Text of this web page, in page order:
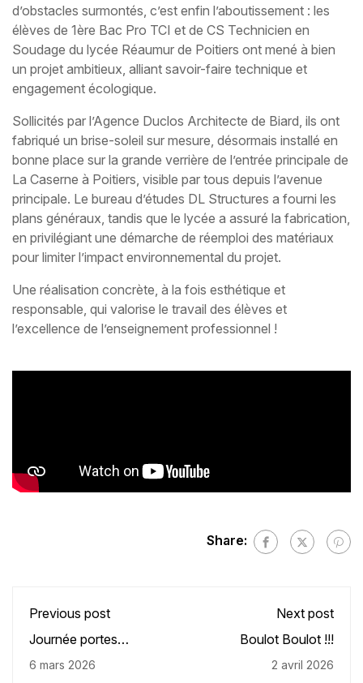
d’obstacles surmontés, c’est enfin l’aboutissement : les
élèves de 1ère Bac Pro TCI et de CS Technicien en
Soudage du lycée Réaumur de Poitiers ont mené à bien
un projet ambitieux, alliant savoir-faire technique et
engagement écologique.
Sollicités par l’Agence Duclos Architecte de Biard, ils ont
fabriqué un brise-soleil sur mesure, désormais installé en
bonne place sur la grande verrière de l’entrée principale de
La Caserne à Poitiers, visible par tous depuis l’avenue
principale. Le bureau d’études DL Structures a fourni les
plans généraux, tandis que le lycée a assuré la fabrication,
en privilégiant une démarche de réemploi des matériaux
pour limiter l’impact environnemental du projet.
Une réalisation concrète, à la fois esthétique et
responsable, qui valorise le travail des élèves et
l’excellence de l’enseignement professionnel !
Share:
Previous post
Journée portes
6 mars 2026
Next post
Boulot Boulot !!!
2 avril 2026